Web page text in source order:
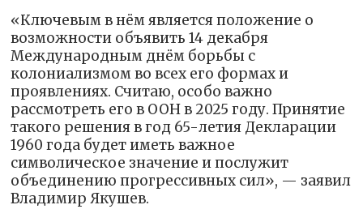
«Ключевым в нём является положение о
возможности объявить 14 декабря
Международным днём борьбы с
колониализмом во всех его формах и
проявлениях. Считаю, особо важно
рассмотреть его в ООН в 2025 году. Принятие
такого решения в год 65-летия Декларации
1960 года будет иметь важное
символическое значение и послужит
объединению прогрессивных сил», — заявил
Владимир Якушев.